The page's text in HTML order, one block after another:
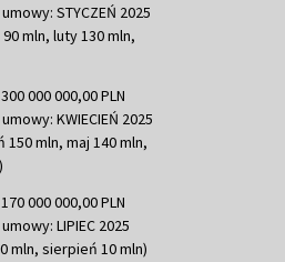
STYCZEŃ 2025
mln, luty 130 mln,
000 000,00 PLN
KWIECIEŃ 2025
mln, maj 140 mln,
000 000,00 PLN
LIPIEC 2025
mln, sierpień 10 mln)